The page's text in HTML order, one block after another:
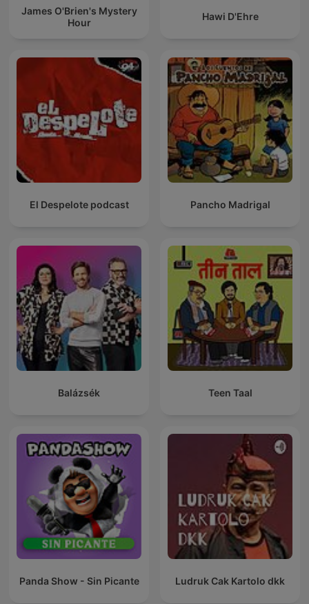
James O'Brien's Mystery
Hour
Hawi D'Ehre
El Despelote podcast Pancho Madrigal
Balázsék Teen Taal
Panda Show - Sin Picante Ludruk Cak Kartolo dkk